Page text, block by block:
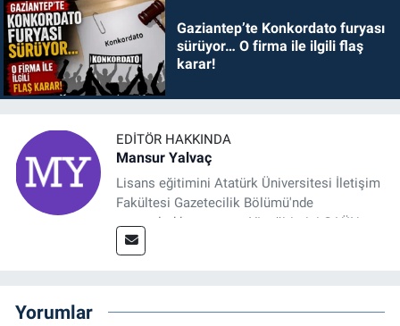
Gaziantep’te Konkordato furyası
sürüyor… O firma ile ilgili flaş
karar!
EDITÖR HAKKINDA
Mansur Yalvaç
Lisans eğitimini Atatürk Üniversitesi İletişim
Fakültesi Gazetecilik Bölümü'nde
tamamladıktan sonra, YL eğitimini GAÜN
Sosyal Bilimler Enstitüsü'nde İletişim ve T. D.
Yorumlar